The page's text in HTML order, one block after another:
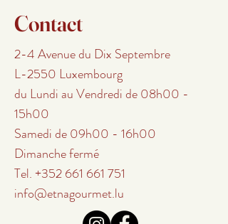
Contact
2-4 Avenue du Dix Septembre
L-2550 Luxembourg
du Lundi au Vendredi de 08h00 -
15h00
Samedi de 09h00 - 16h00
Dimanche fermé
Tel.+352 661 661 751
info@etnagourmet.lu